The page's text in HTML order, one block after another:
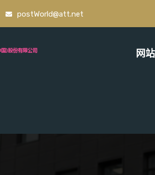
postWorld@att.net
网